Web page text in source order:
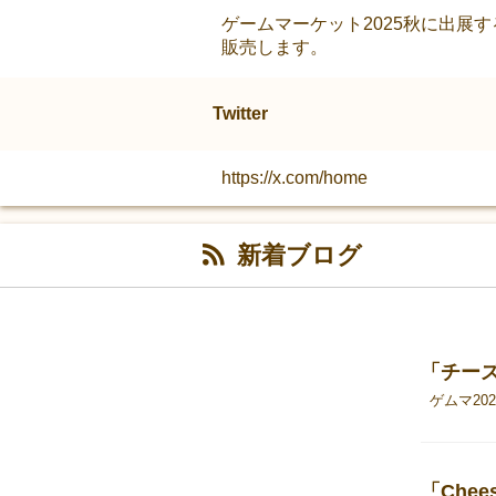
ゲームマーケット2025秋に出展
販売します。
Twitter
https://x.com/home
新着ブログ